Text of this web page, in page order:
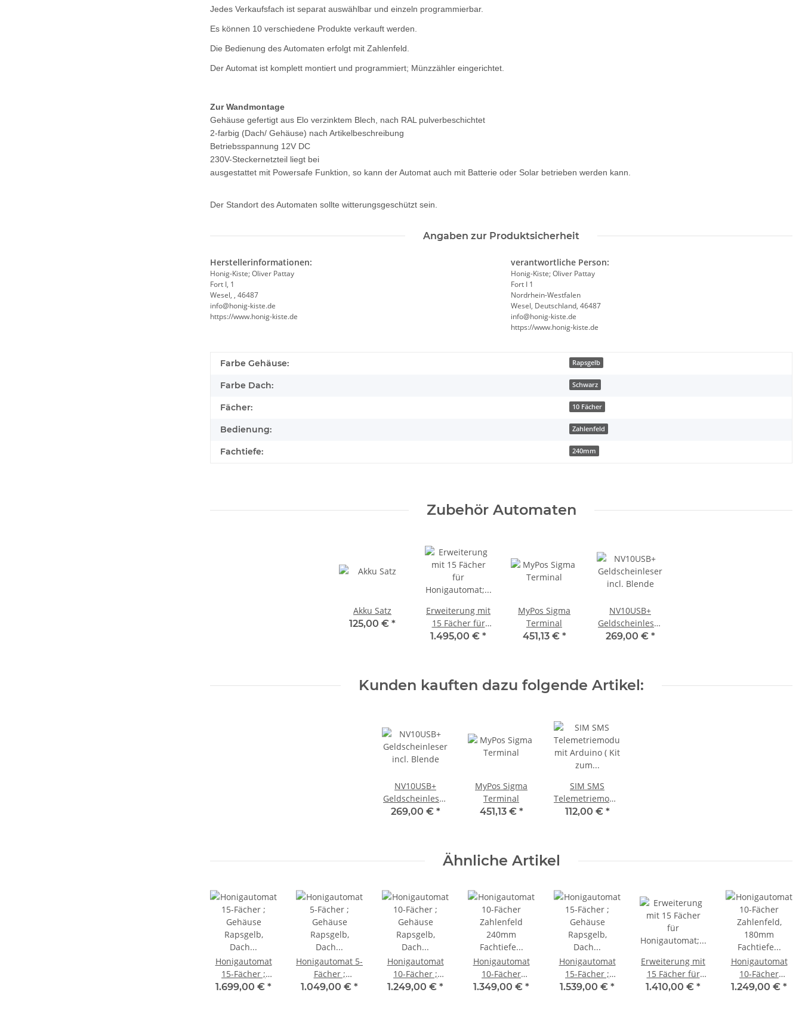
Jedes Verkaufsfach ist separat auswählbar und einzeln programmierbar.
Es können 10 verschiedene Produkte verkauft werden.
Die Bedienung des Automaten erfolgt mit Zahlenfeld.
Der Automat ist komplett montiert und programmiert; Münzzähler eingerichtet.
Zur Wandmontage
Gehäuse gefertigt aus Elo verzinktem Blech, nach RAL pulverbeschichtet
2-farbig (Dach/ Gehäuse) nach Artikelbeschreibung
Betriebsspannung 12V DC
230V-Steckernetzteil liegt bei
ausgestattet mit Powersafe Funktion, so kann der Automat auch mit Batterie oder Solar betrieben werden kann.
Der Standort des Automaten sollte witterungsgeschützt sein.
Angaben zur Produktsicherheit
Herstellerinformationen:
Honig-Kiste; Oliver Pattay
Fort I, 1
Wesel, , 46487
info@honig-kiste.de
https://www.honig-kiste.de
verantwortliche Person:
Honig-Kiste; Oliver Pattay
Fort I 1
Nordrhein-Westfalen
Wesel, Deutschland, 46487
info@honig-kiste.de
https://www.honig-kiste.de
Farbe Gehäuse: Rapsgelb
Farbe Dach: Schwarz
Fächer: 10 Fächer
Bedienung: Zahlenfeld
Fachtiefe: 240mm
Zubehör Automaten
Akku Satz
125,00 € *
Erweiterung mit
15 Fächer für
Honigautomat;
240mm
1.495,00 € *
MyPos Sigma
Terminal
451,13 € *
NV10USB+
Geldscheinleser
incl. Blende
269,00 € *
Kunden kauften dazu folgende Artikel:
NV10USB+
Geldscheinleser
incl. Blende
269,00 € *
MyPos Sigma
Terminal
451,13 € *
SIM SMS
Telemetriemodul
mit Arduino ( Kit
112,00 € *
Ähnliche Artikel
Honigautomat
15-Fächer ;
Gehäuse
1.699,00 € *
Honigautomat 5-
Fächer ;
Gehäuse
1.049,00 € *
Honigautomat
10-Fächer ;
Gehäuse
1.249,00 € *
Honigautomat
10-Fächer
Zahlenfeld
1.349,00 € *
Honigautomat
15-Fächer ;
Gehäuse
1.539,00 € *
Erweiterung mit
15 Fächer für
Honigautomat;
1.410,00 € *
Honigautomat
10-Fächer
Zahlenfeld,
1.249,00 € *